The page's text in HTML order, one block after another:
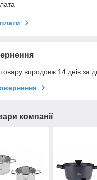
впродовж 14 днів за
компанії